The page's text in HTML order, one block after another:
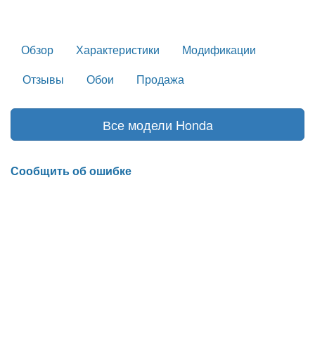
Обзор Характеристики
Модификации
Отзывы
Обои Продажа
Все модели Honda
Сообщить об ошибке